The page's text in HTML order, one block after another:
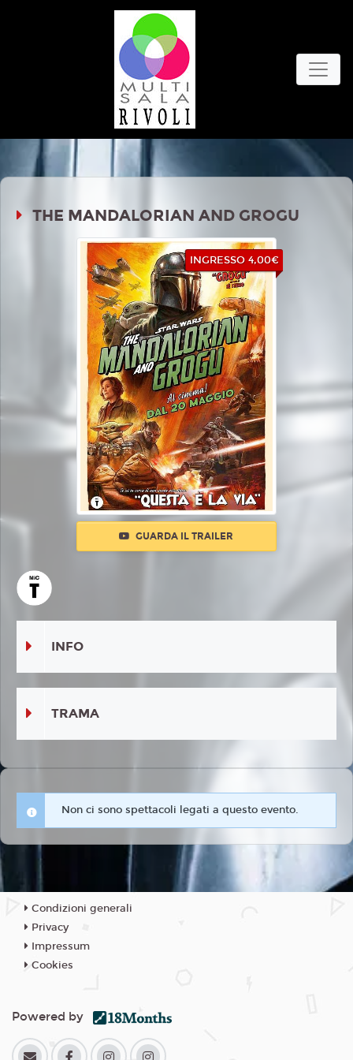
THE MANDALORIAN AND GROGU
INGRESSO 4,00€
GUARDA IL TRAILER
INFO
TRAMA
Non ci sono spettacoli legati a questo evento.
Condizioni generali
Privacy
Impressum
Cookies
Powered by